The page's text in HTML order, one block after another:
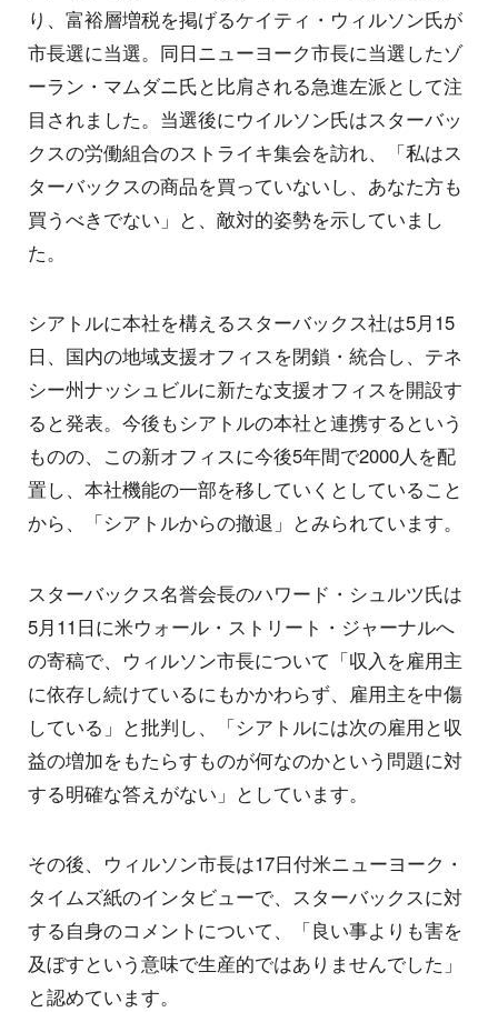
り、富裕層増税を掲げるケイティ・ウィルソン氏が
市長選に当選。同日ニューヨーク市長に当選したゾ
ーラン・マムダニ氏と比肩される急進左派として注
目されました。当選後にウイルソン氏はスターバッ
クスの労働組合のストライキ集会を訪れ、「私はス
ターバックスの商品を買っていないし、あなた方も
買うべきでない」と、敵対的姿勢を示していまし
た。
シアトルに本社を構えるスターバックス社は5月15
日、国内の地域支援オフィスを閉鎖・統合し、テネ
シー州ナッシュビルに新たな支援オフィスを開設す
ると発表。今後もシアトルの本社と連携するという
ものの、この新オフィスに今後5年間で2000人を配
置し、本社機能の一部を移していくとしていること
から、「シアトルからの撤退」とみられています。
スターバックス名誉会長のハワード・シュルツ氏は
5月11日に米ウォール・ストリート・ジャーナルへ
の寄稿で、ウィルソン市長について「収入を雇用主
に依存し続けているにもかかわらず、雇用主を中傷
している」と批判し、「シアトルには次の雇用と収
益の増加をもたらすものが何なのかという問題に対
する明確な答えがない」としています。
その後、ウィルソン市長は17日付米ニューヨーク・
タイムズ紙のインタビューで、スターバックスに対
する自身のコメントについて、「良い事よりも害を
及ぼすという意味で生産的ではありませんでした」
と認めています。